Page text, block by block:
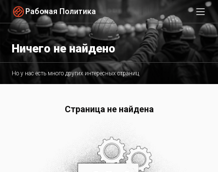
Рабочая Политика
Ничего не найдено
Но у нас есть много других интересных страниц
Страница не найдена